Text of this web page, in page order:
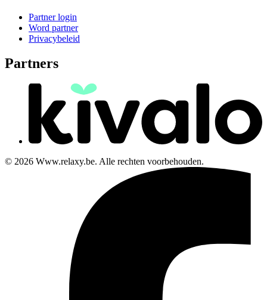
Partner login
Word partner
Privacybeleid
Partners
© 2026 Www.relaxy.be. Alle rechten voorbehouden.